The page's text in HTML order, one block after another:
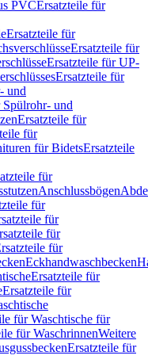
PVCErsatzteile für
Ersatzteile für
Ersatzteile für
Ersatzteile für UP-
Ersatzteile für
und
und
Ersatzteile für
für
für BidetsErsatzteile
für
Anschlussbögen
für
für
für
für
Eckhandwaschbecken
Ersatzteile für
Ersatzteile für
für Waschtische für
für WaschrinnenWeitere
Ersatzteile für